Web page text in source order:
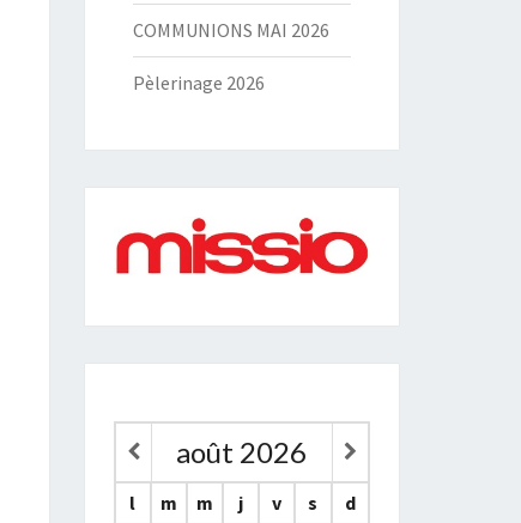
COMMUNIONS MAI 2026
Pèlerinage 2026
août 2026
l m m j v s
d